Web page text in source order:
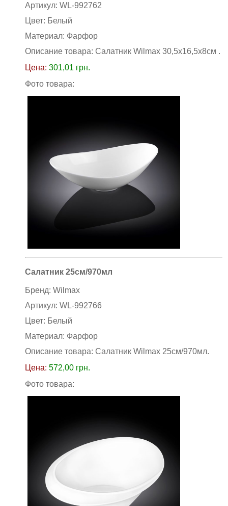
Артикул: WL-992762
Цвет: Белый
Материал: Фарфор
Описание товара: Салатник Wilmax 30,5х16,5х8см .
Цена: 301,01 грн.
Фото товара:
Салатник 25см/970мл
Бренд: Wilmax
Артикул: WL-992766
Цвет: Белый
Материал: Фарфор
Описание товара: Салатник Wilmax 25см/970мл.
Цена: 572,00 грн.
Фото товара: